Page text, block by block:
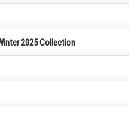
2025 Collection